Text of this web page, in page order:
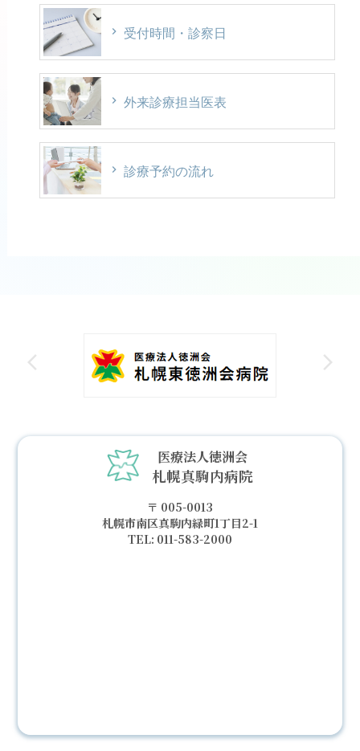
受付時間・診察日
外来診療担当医表
診療予約の流れ
医療法人徳洲会
札幌真駒内病院
005-0013
札幌市南区真駒内緑町1丁目2-1
011-583-2000